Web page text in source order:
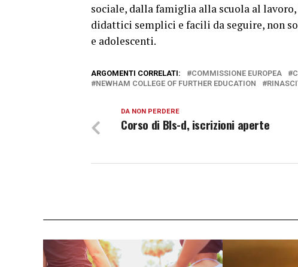
sociale, dalla famiglia alla scuola al
didattici semplici e facili da seguire, non
e adolescenti.
ARGOMENTI CORRELATI: COMMISSIONE EUROPEA
NEWHAM COLLEGE OF FURTHER EDUCATION
DA NON PERDERE
Corso di Bls-d, iscrizioni aperte